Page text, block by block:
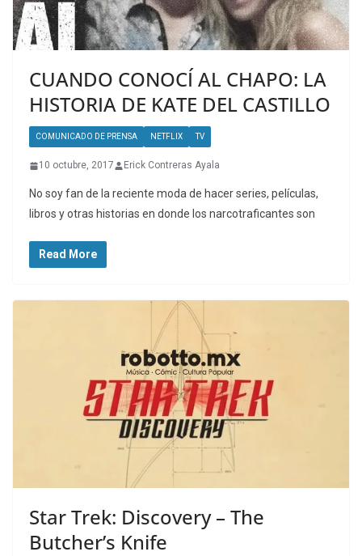
CUANDO CONOCÍ AL CHAPO: LA
HISTORIA DE KATE DEL CASTILLO
COMUNICADO DE PRENSA NETFLIX TV
10 octubre, 2017 Erick Contreras Ayala
No soy fan de la reciente moda de hacer series, películas,
libros y otras historias en donde los narcotraficantes son
Read More
Star Trek: Discovery – The
Butcher’s Knife